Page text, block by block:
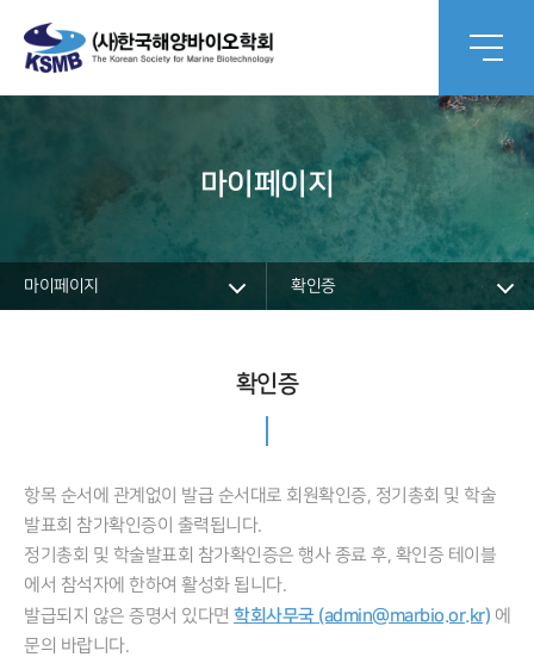
마이페이지
마이페이지 확인증
확인증
항목 순서에 관계없이 발급 순서대로 회원확인증, 정기총회 및 학술
발표회 참가확인증이 출력됩니다.
정기총회 및 학술발표회 참가확인증은 행사 종료 후, 확인증 테이블
에서 참석자에 한하여 활성화 됩니다.
발급되지 않은 증명서 있다면 학회사무국 (admin@marbio.or.kr) 에
문의 바랍니다.